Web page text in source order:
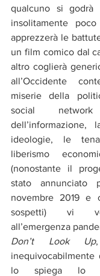
qualcuno si godrà
insolitamente
apprezzerà le
un film comico dal
altro coglierà
all’Occidente
miserie della
social
dell’informazione,
ideologie, le
liberismo
(nonostante il
stato annunciato
novembre 2019 e
sospetti) vi
all’emergenza
Don’t Look Up
lo spiega lo